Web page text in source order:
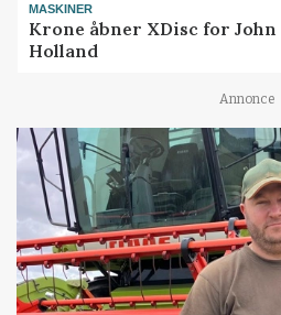
MASKINER
Krone åbner XDisc for John
Holland
Annonce